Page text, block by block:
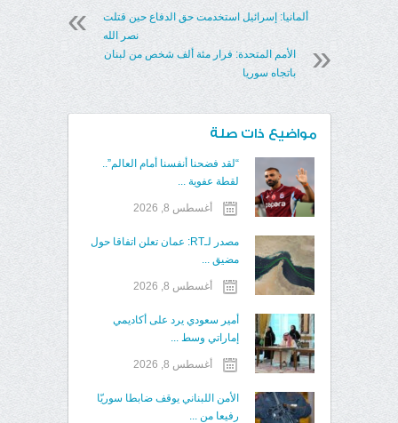
ألمانيا: إسرائيل استخدمت حق الدفاع حين قتلت
نصر الله
الأمم المتحدة: فرار مئة ألف شخص من لبنان
باتجاه سوريا
مواضيع ذات صلة
“لقد فضحنا أنفسنا أمام العالم”..
لقطة عفوية ...
أغسطس 8, 2026
مصدر لـRT: عمان تعلن اتفاقا حول
مضيق ...
أغسطس 8, 2026
أمير سعودي يرد على أكاديمي
إماراتي وسط ...
أغسطس 8, 2026
الأمن اللبناني يوقف ضابطا سوريّا
رفيعا من ...